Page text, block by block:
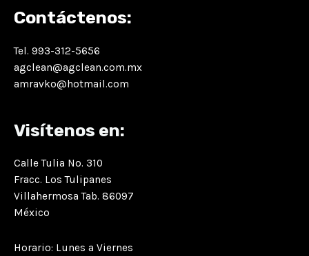
Contáctenos:
Tel. 993-312-5656
agclean@agclean.com.mx
amravko@hotmail.com
Visítenos en:
Calle Tulia No. 310
Fracc. Los Tulipanes
Villahermosa Tab. 86097
México
Horario: Lunes a Viernes